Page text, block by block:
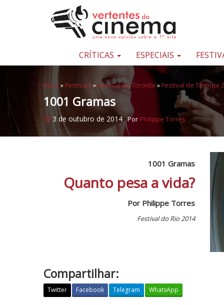
Pular para o conteúdo
Uma
sobre
sétima
arte
CRÍTICAS ESPECIAIS
Início » Festivais » Festival de Toronto »Festival de Toronto
1001 Gramas
3 de outubro de 2014 Por Philippe Torres
1001 Gramas
Quanto pesa a vida?
Por Philippe Torres
Festival do Rio 2014
Compartilhar:
Twitter Facebook Telegram WhatsApp